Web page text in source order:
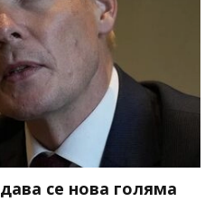
се нова голяма